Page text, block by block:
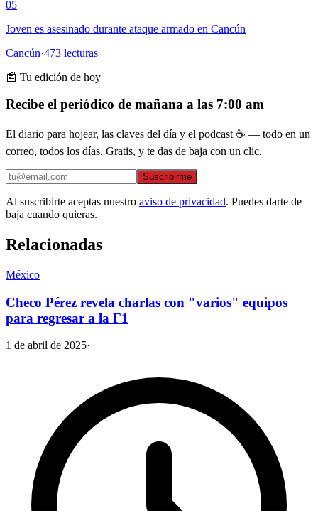
05
Joven es asesinado durante ataque armado en Cancún
Cancún·473 lecturas
📰 Tu edición de hoy
Recibe el periódico de mañana a las 7:00 am
El diario para hojear, las claves del día y el podcast ☕ — todo en un
correo, todos los días. Gratis, y te das de baja con un clic.
Suscribirme
Al suscribirte aceptas nuestro aviso de privacidad. Puedes darte de
baja cuando quieras.
Relacionadas
México
Checo Pérez revela charlas con "varios" equipos
para regresar a la F1
1 de abril de 2025·